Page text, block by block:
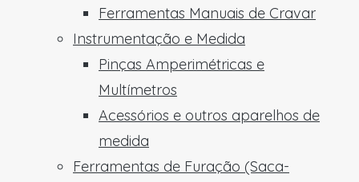
Ferramentas Manuais de Cravar
Instrumentação e Medida
Pinças Amperimétricas e
Multímetros
Acessórios e outros aparelhos de
medida
Ferramentas de Furação (Saca-